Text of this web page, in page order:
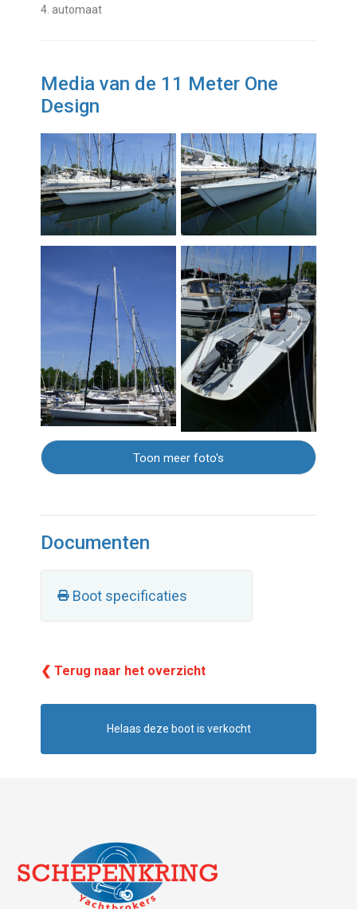
4. automaat
Media van de 11 Meter One
Design
Toon meer foto's
Documenten
Boot specificaties
❮ Terug naar het overzicht
Helaas deze boot is verkocht